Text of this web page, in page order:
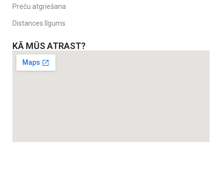
Preču atgriešana
Distances līgums
KĀ MŪS ATRAST?